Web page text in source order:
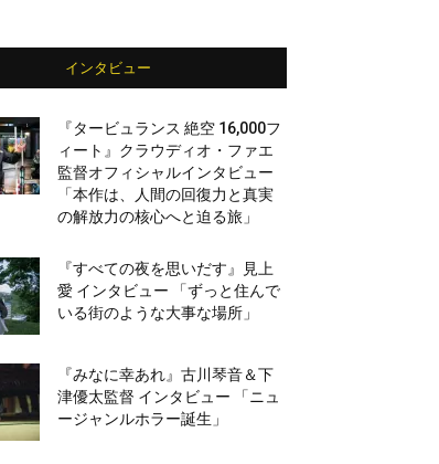
インタビュー
『タービュランス 絶空 16,000フ
ィート』クラウディオ・ファエ
監督オフィシャルインタビュー
「本作は、人間の回復力と真実
の解放力の核心へと迫る旅」
『すべての夜を思いだす』見上
愛 インタビュー 「ずっと住んで
いる街のような大事な場所」
『みなに幸あれ』古川琴音＆下
津優太監督 インタビュー 「ニュ
ージャンルホラー誕生」